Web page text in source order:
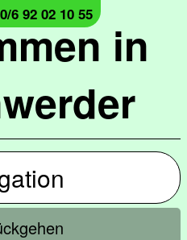
in
6 92 02 10 55